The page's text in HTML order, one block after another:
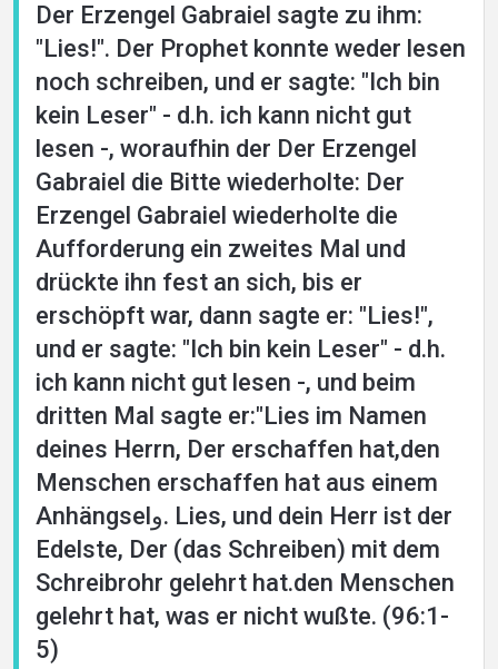
Der Erzengel Gabraiel sagte zu ihm:
"Lies!". Der Prophet konnte weder lesen
noch schreiben, und er sagte: "Ich bin
kein Leser" - d.h. ich kann nicht gut
lesen -, woraufhin der Der Erzengel
Gabraiel die Bitte wiederholte: Der
Erzengel Gabraiel wiederholte die
Aufforderung ein zweites Mal und
drückte ihn fest an sich, bis er
erschöpft war, dann sagte er: "Lies!",
und er sagte: "Ich bin kein Leser" - d.h.
ich kann nicht gut lesen -, und beim
dritten Mal sagte er:"Lies im Namen
deines Herrn, Der erschaffen hat,den
Menschen erschaffen hat aus einem
Anhängselو. Lies, und dein Herr ist der
Edelste, Der (das Schreiben) mit dem
Schreibrohr gelehrt hat.den Menschen
gelehrt hat, was er nicht wußte. (96:1-
5)